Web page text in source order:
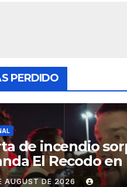
PERDIDO
de incendio
El Recodo
AUGUST DE 2026